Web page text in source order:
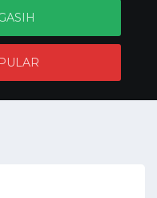
dan batin